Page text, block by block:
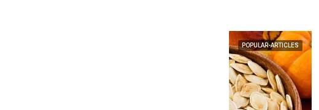
POPULAR-ARTICLES